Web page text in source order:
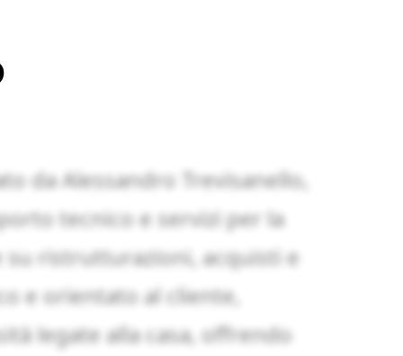
da Alessandro Trevisanello,
tecnico e servizi per la
ristrutturazioni, acquisti e
e orientato al cliente,
legate alla casa, offrendo